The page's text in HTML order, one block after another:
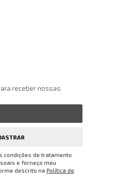
receber nossas
condições de tratamento
e forneço meu
descrito na Política de